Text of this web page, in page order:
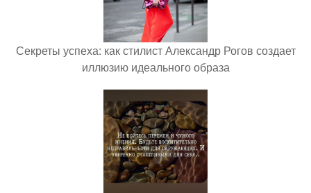
Секреты успеха: как стилист Александр Рогов создает
иллюзию идеального образа